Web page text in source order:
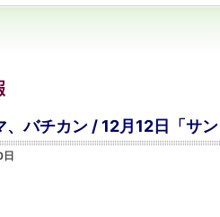
バチカン / 12月12日「サ